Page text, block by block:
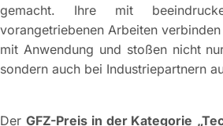
gemacht. Ihre mit
vorangetriebenen Arbeiten
mit Anwendung und stoßen nicht
sondern auch bei Industriepartnern
Der GFZ-Preis in der Kategorie